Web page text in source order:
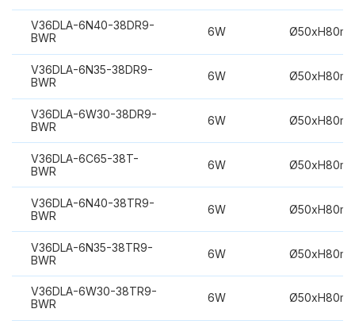
V36DLA-6N40-38DR9-
BWR
6W
V36DLA-6N35-38DR9-
BWR
6W
V36DLA-6W30-38DR9-
BWR
6W
V36DLA-6C65-38T-
BWR
6W
V36DLA-6N40-38TR9-
BWR
6W
V36DLA-6N35-38TR9-
BWR
6W
V36DLA-6W30-38TR9-
BWR
6W